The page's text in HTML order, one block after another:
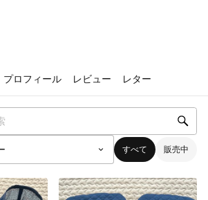
プロフィール レビュー レター
すべて 販売中